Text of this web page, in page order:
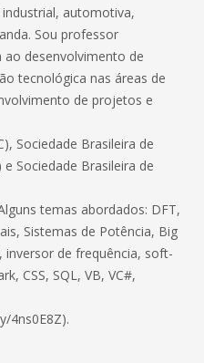
automotiva,
Sou professor
ao desenvolvimento de
tecnológica nas áreas de
de projetos e
Sociedade Brasileira de
Sociedade Brasileira de
temas abordados: DFT,
Sistemas de Potência, Big
inversor de frequência, soft-
CSS, SQL, VB, VC#,
4ns0E8Z).